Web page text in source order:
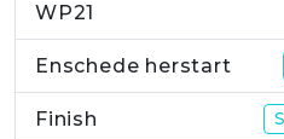
WP21
Enschede herstart
Finish